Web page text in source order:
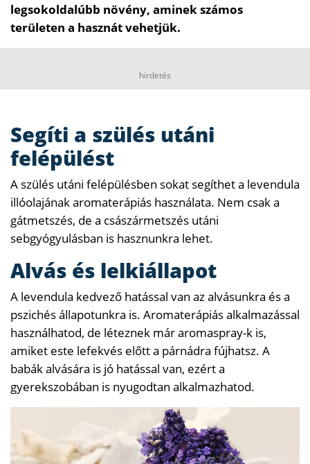
legsokoldalúbb növény, aminek számos
területen a hasznát vehetjük.
hirdetés
Segíti a szülés utáni
felépülést
A szülés utáni felépülésben sokat segíthet a levendula
illóolajának aromaterápiás használata. Nem csak a
gátmetszés, de a császármetszés utáni
sebgyógyulásban is hasznunkra lehet.
Alvás és lelkiállapot
A levendula kedvező hatással van az alvásunkra és a
pszichés állapotunkra is. Aromaterápiás alkalmazással
használhatod, de léteznek már aromaspray-k is,
amiket este lefekvés előtt a párnádra fújhatsz. A
babák alvására is jó hatással van, ezért a
gyerekszobában is nyugodtan alkalmazhatod.